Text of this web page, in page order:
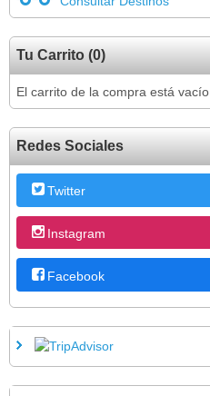
Tu Carrito (0)
El carrito de la compra está vacío
Redes Sociales
Twitter
Instagram
Facebook